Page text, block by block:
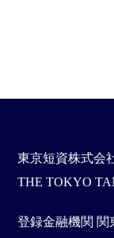
東京短資株式会
THE TOKYO
登録金融機関 関